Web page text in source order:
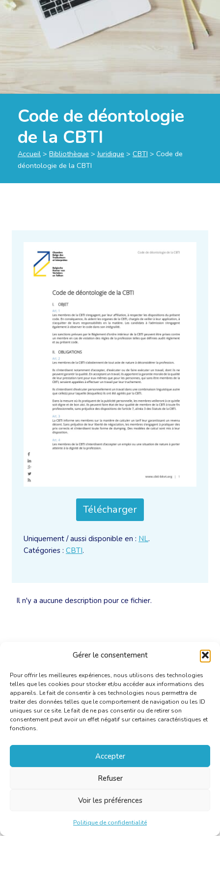
Gérer le consentement
Pour offrir les meilleures expériences, nous utilisons des technologies
telles que les cookies pour stocker et/ou accéder aux informations des
appareils. Le fait de consentir à ces technologies nous permettra de
traiter des données telles que le comportement de navigation ou les ID
uniques sur ce site. Le fait de ne pas consentir ou de retirer son
consentement peut avoir un effet négatif sur certaines caractéristiques et
fonctions.
Accepter
Refuser
Voir les préférences
Politique de confidentialité
Code de déontologie
de la CBTI
Accueil > Bibliothèque >Juridique > CBTI > Code de
déontologie de la CBTI
Il n'y a aucune description pour ce fichier.
Télécharger
Uniquement / aussi disponible en : NL.
Catégories : CBTI.